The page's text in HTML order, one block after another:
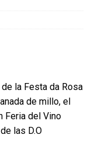
la Festa da Rosa
de millo, el
Feria del Vino
las D.O